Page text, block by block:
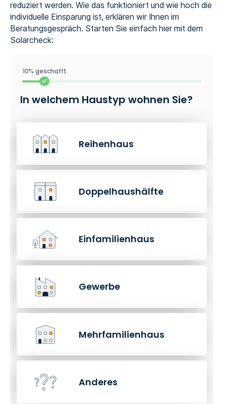
reduziert werden. Wie das funktioniert und wie hoch die
individuelle Einsparung ist, erklären wir Ihnen im
Beratungsgespräch. Starten Sie einfach hier mit dem
Solarcheck:
10% geschafft
In welchem Haustyp wohnen Sie?
Reihenhaus
Doppelhaushälfte
Einfamilienhaus
Gewerbe
Mehrfamilienhaus
Anderes